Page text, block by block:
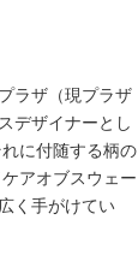
ラザ（現プラザ
デザイナーとし
に付随する柄の
アオブスウェー
く手がけてい